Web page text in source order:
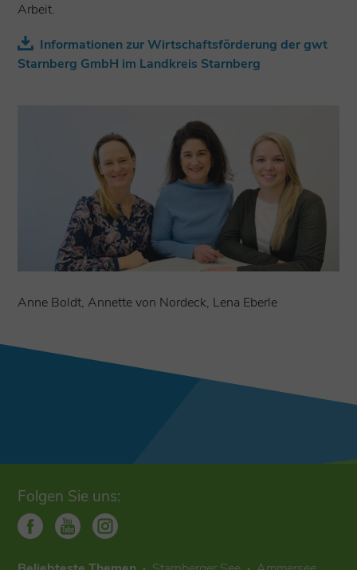
Arbeit.
Informationen zur Wirtschaftsförderung der gwt
Starnberg GmbH im Landkreis Starnberg
Anne Boldt, Annette von Nordeck, Lena Eberle
Folgen Sie uns: